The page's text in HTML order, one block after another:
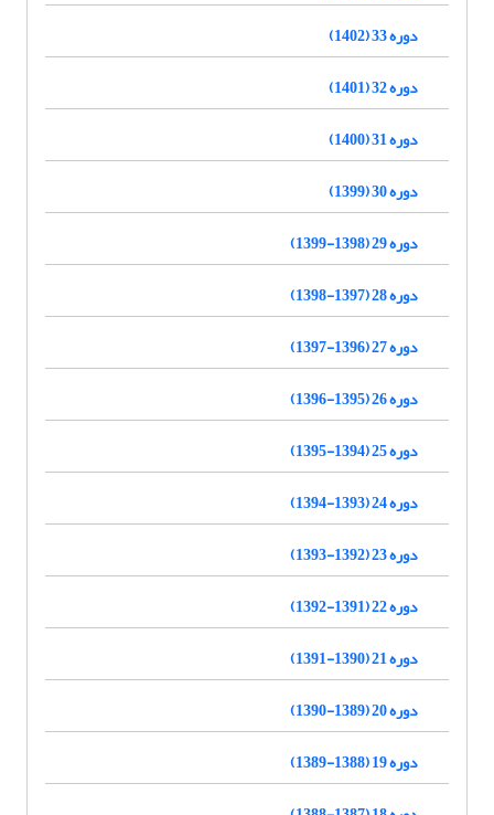
دوره 33 (1402)
دوره 32 (1401)
دوره 31 (1400)
دوره 30 (1399)
دوره 29 (1398-1399)
دوره 28 (1397-1398)
دوره 27 (1396-1397)
دوره 26 (1395-1396)
دوره 25 (1394-1395)
دوره 24 (1393-1394)
دوره 23 (1392-1393)
دوره 22 (1391-1392)
دوره 21 (1390-1391)
دوره 20 (1389-1390)
دوره 19 (1388-1389)